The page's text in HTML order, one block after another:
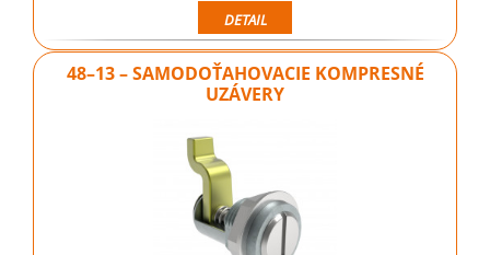
DETAIL
48–13 – SAMODOŤAHOVACIE KOMPRESNÉ
UZÁVERY